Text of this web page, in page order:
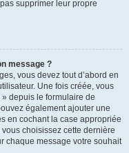
supprimer leur propre
message ?
vous devez tout d’abord en
Une fois créée, vous
depuis le formulaire de
également ajouter une
en cochant la case appropriée
choisissez cette dernière
chaque message votre souhait